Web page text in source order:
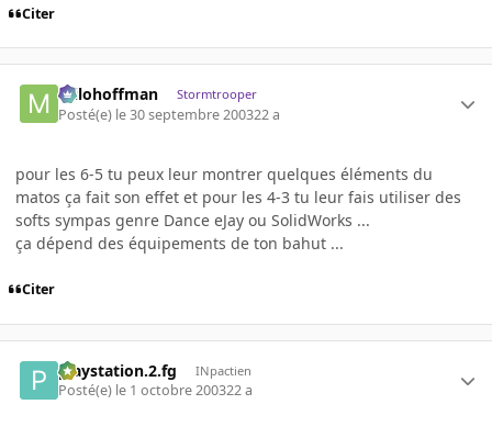
Citer
milohoffman Stormtrooper
Posté(e) le 30 septembre 200322 a
pour les 6-5 tu peux leur montrer quelques éléments du
matos ça fait son effet et pour les 4-3 tu leur fais utiliser des
softs sympas genre Dance eJay ou SolidWorks ...
ça dépend des équipements de ton bahut ...
Citer
playstation.2.fg INpactien
Posté(e) le 1 octobre 200322 a